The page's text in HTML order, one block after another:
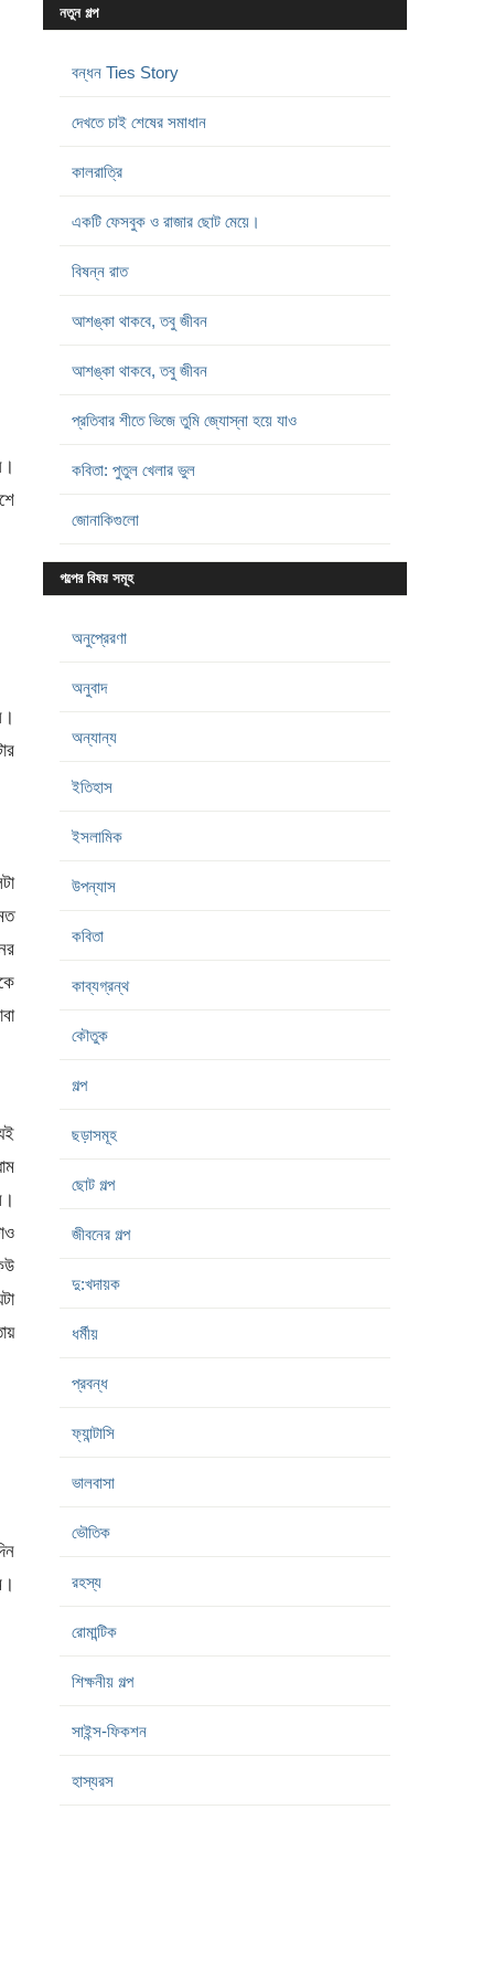
নতুন গল্প
বন্ধন Ties Story
দেখতে চাই শেষের সমাধান
কালরাত্রি
একটি ফেসবুক ও রাজার ছোট মেয়ে।
বিষন্ন রাত
আশঙ্কা থাকবে, তবু জীবন
আশঙ্কা থাকবে, তবু জীবন
প্রতিবার শীতে ভিজে তুমি জ্যোস্না হয়ে যাও
কবিতা: পুতুল খেলার ভুল
জোনাকিগুলো
গল্পের বিষয় সমূহ
অনুপ্রেরণা
অনুবাদ
অন্যান্য
ইতিহাস
ইসলামিক
উপন্যাস
কবিতা
কাব্যগ্রন্থ
কৌতুক
গল্প
ছড়াসমূহ
ছোট গল্প
জীবনের গল্প
দু:খদায়ক
ধর্মীয়
প্রবন্ধ
ফ্যান্টাসি
ভালবাসা
ভৌতিক
রহস্য
রোমান্টিক
শিক্ষনীয় গল্প
সাইন্স-ফিকশন
হাস্যরস